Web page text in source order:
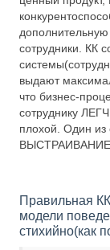
сотрудники. КК
выдают
что бизнес-
сотруднику
плохой. Один из
ВЫСТРАИВАНИЕ
Правильная
модели
стихийно(как